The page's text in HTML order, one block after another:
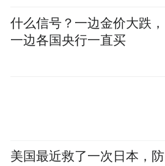
什么信号？一边金价大跌，
一边各国央行一直买
美国最近救了一次日本，防